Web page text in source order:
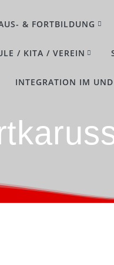
& FORTBILDUNG
/ KITA / VEREIN
INTEGRATION IM